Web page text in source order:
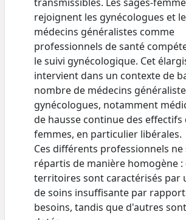
rejoignent les gynécologues et
médecins généralistes comme
professionnels de santé
le suivi gynécologique. Cet
intervient dans un contexte de
nombre de médecins
gynécologues, notamment
de hausse continue des effectifs
femmes, en particulier libérales.
Ces différents professionnels ne
répartis de manière homogène :
territoires sont caractérisés par
de soins insuffisante par
besoins, tandis que d'autres